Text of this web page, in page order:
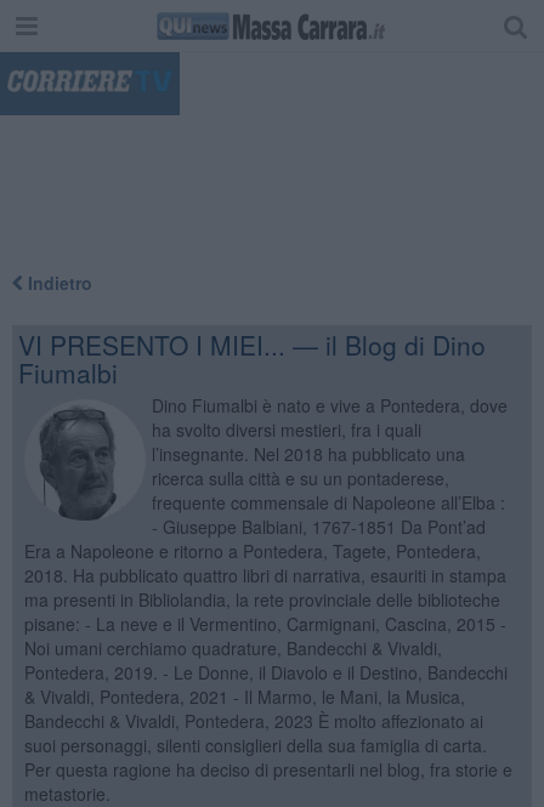
Indietro
VI PRESENTO I MIEI... — il Blog di Dino
Fiumalbi
Dino Fiumalbi è nato e vive a Pontedera, dove
ha svolto diversi mestieri, fra i quali
l’insegnante. Nel 2018 ha pubblicato una
ricerca sulla città e su un pontaderese,
frequente commensale di Napoleone all’Elba :
- Giuseppe Balbiani, 1767-1851 Da Pont’ad
Era a Napoleone e ritorno a Pontedera, Tagete, Pontedera,
2018. Ha pubblicato quattro libri di narrativa, esauriti in stampa
ma presenti in Bibliolandia, la rete provinciale delle biblioteche
pisane: - La neve e il Vermentino, Carmignani, Cascina, 2015 -
Noi umani cerchiamo quadrature, Bandecchi & Vivaldi,
Pontedera, 2019. - Le Donne, il Diavolo e il Destino, Bandecchi
& Vivaldi, Pontedera, 2021 - Il Marmo, le Mani, la Musica,
Bandecchi & Vivaldi, Pontedera, 2023 È molto affezionato ai
suoi personaggi, silenti consiglieri della sua famiglia di carta.
Per questa ragione ha deciso di presentarli nel blog, fra storie e
metastorie.